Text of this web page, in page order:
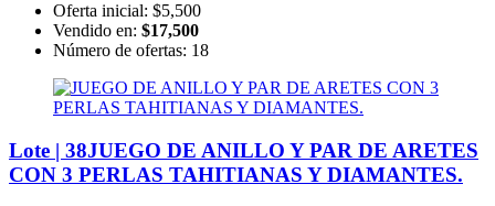
Oferta inicial: $5,500
Vendido en: $17,500
Número de ofertas: 18
Lote | 38JUEGO DE ANILLO Y PAR DE ARETES
CON 3 PERLAS TAHITIANAS Y DIAMANTES.